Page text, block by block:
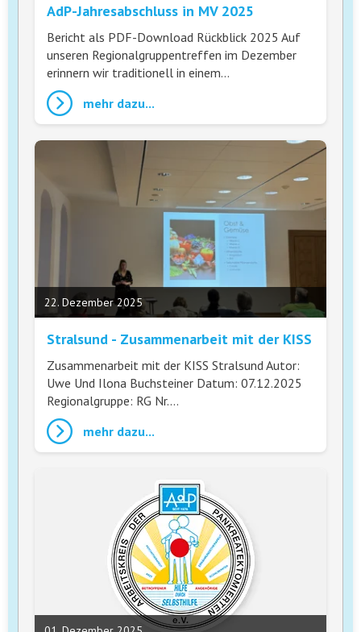
AdP-Jahresabschluss in MV 2025
Bericht als PDF-Download Rückblick 2025 Auf
unseren Regionalgruppentreffen im Dezember
erinnern wir traditionell in einem…
mehr dazu...
22. Dezember 2025
Stralsund - Zusammenarbeit mit der KISS
Zusammenarbeit mit der KISS Stralsund Autor:
Uwe Und Ilona Buchsteiner Datum: 07.12.2025
Regionalgruppe: RG Nr.…
mehr dazu...